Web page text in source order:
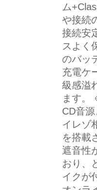
ム
や接続
接続安
スよく
のバッ
充電ケ
級感溢
ます。
CD音
イレゾ
を搭載
遮音性
おり、
イクが